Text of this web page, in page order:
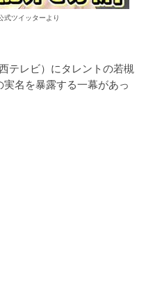
式ツイッターより
テレビ）にタレントの若槻
名を暴露する一幕があっ